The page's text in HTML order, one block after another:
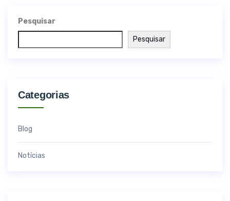
Pesquisar
Pesquisar
Categorias
Blog
Notícias